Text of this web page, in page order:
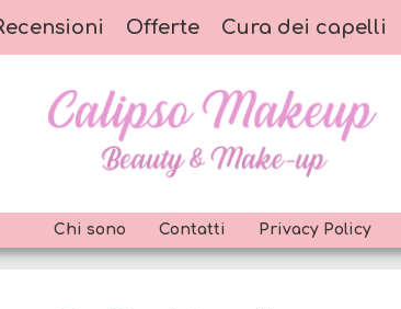
Offerte Cura dei capelli
Chi sono Contatti Privacy Policy